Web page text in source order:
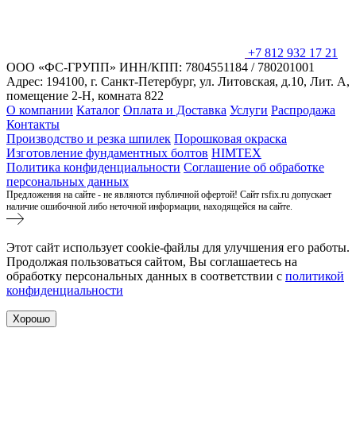
+7 812 932 17 21
ООО «ФС-ГРУПП» ИНН/КПП: 7804551184 / 780201001
Адрес: 194100, г. Санкт-Петербург, ул. Литовская, д.10, Лит. А,
помещение 2-Н, комната 822
О компании Каталог Оплата и Доставка Услуги Распродажа
Контакты
Производство и резка шпилек Порошковая окраска
Изготовление фундаментных болтов HIMTEX
Политика конфиденциальности Соглашение об обработке
персональных данных
Предложения на сайте - не являются публичной офертой! Сайт rsfix.ru допускает
наличие ошибочной либо неточной информации, находящейся на сайте.
Этот сайт использует cookie-файлы для улучшения его работы.
Продолжая пользоваться сайтом, Вы соглашаетесь на
обработку персональных данных в соответствии с политикой
конфиденциальности
Хорошо